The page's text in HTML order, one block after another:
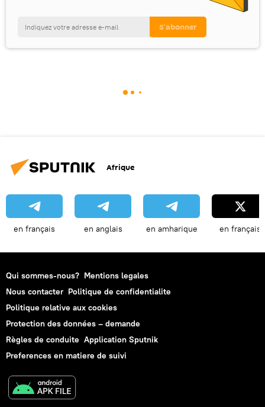
Afrique
en français en anglais en amharique en français
Qui sommes-nous? Mentions legales
Nous contacter Politique de confidentialite
Politique relative aux cookies
Protection des données – demande
Règles de conduite Application Sputnik
Preferences en matiere de suivi